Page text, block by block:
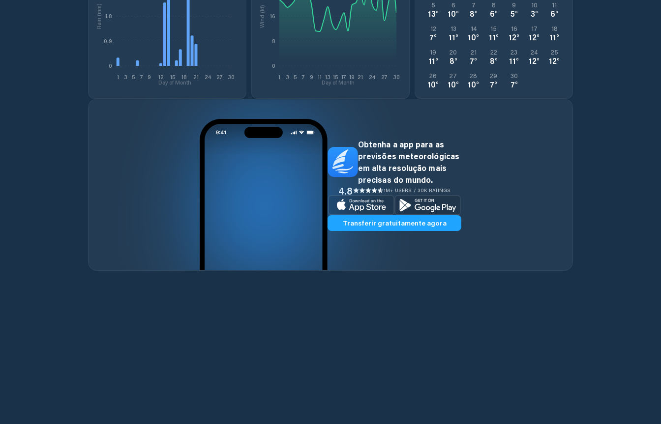
1 3 5 7 9 12 15 18 21 24 27 30
Day of Month
0
0.9
1.8
Rain (mm)
1 3 5 7 9 11 13 15 17 19 21 24 27 30
Day of Month
0
8
16
Wind (kt) 5
13°
6
10°
7
8°
8
6°
9
5°
10
3°
11
6°
12
7°
13
11°
14
10°
15
11°
16
12°
17
12°
18
11°
19
11°
20
8°
21
7°
22
8°
23
11°
24
12°
25
12°
26
10°
27
10°
28
10°
29
7°
30
7°
Obtenha a app para as
previsões meteorológicas
em alta resolução mais
precisas do mundo.
4.8 1M+ USERS / 30K RATINGS
Transferir gratuitamente agora